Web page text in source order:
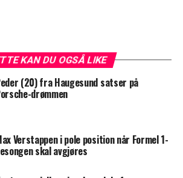
KAN DU OGSÅ LIKE
(20) fra Haugesund satser på
drømmen
Verstappen i pole position når Formel 1-
skal avgjøres